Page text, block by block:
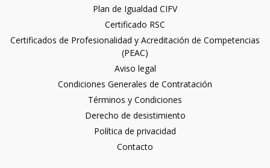
Plan de Igualdad CIFV
Certificado RSC
Certificados de Profesionalidad y Acreditación de Competencias
(PEAC)
Aviso legal
Condiciones Generales de Contratación
Términos y Condiciones
Derecho de desistimiento
Política de privacidad
Contacto